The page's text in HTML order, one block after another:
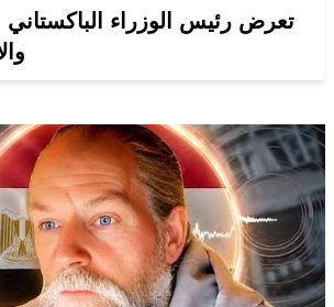
تعرض رئيس الوزراء